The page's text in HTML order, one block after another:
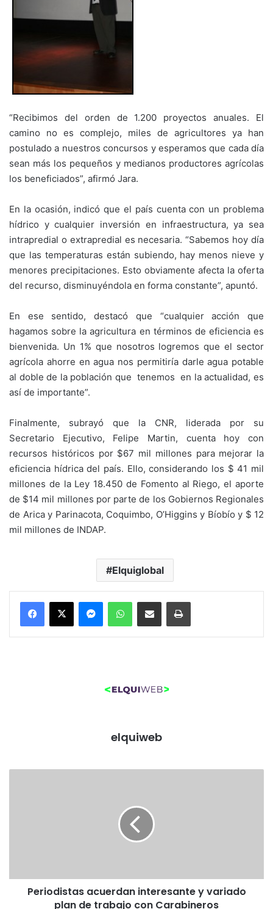
“Recibimos del orden de 1.200 proyectos anuales. El
camino no es complejo, miles de agricultores ya han
postulado a nuestros concursos y esperamos que cada día
sean más los pequeños y medianos productores agrícolas
los beneficiados”, afirmó Jara.
En la ocasión, indicó que el país cuenta con un problema
hídrico y cualquier inversión en infraestructura, ya sea
intrapredial o extrapredial es necesaria. “Sabemos hoy día
que las temperaturas están subiendo, hay menos nieve y
menores precipitaciones. Esto obviamente afecta la oferta
del recurso, disminuyéndola en forma constante”, apuntó.
En ese sentido, destacó que “cualquier acción que
hagamos sobre la agricultura en términos de eficiencia es
bienvenida. Un 1% que nosotros logremos que el sector
agrícola ahorre en agua nos permitiría darle agua potable
al doble de la población que tenemos en la actualidad, es
así de importante”.
Finalmente, subrayó que la CNR, liderada por su
Secretario Ejecutivo, Felipe Martin, cuenta hoy con
recursos históricos por $67 mil millones para mejorar la
eficiencia hídrica del país. Ello, considerando los $ 41 mil
millones de la Ley 18.450 de Fomento al Riego, el aporte
de $14 mil millones por parte de los Gobiernos Regionales
de Arica y Parinacota, Coquimbo, O’Higgins y Bíobío y $ 12
mil millones de INDAP.
Elquiglobal
elquiweb
t
Periodistas acuerdan interesante y variado
plan de trabajo con Carabineros